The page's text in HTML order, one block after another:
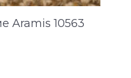
Aramis 10563